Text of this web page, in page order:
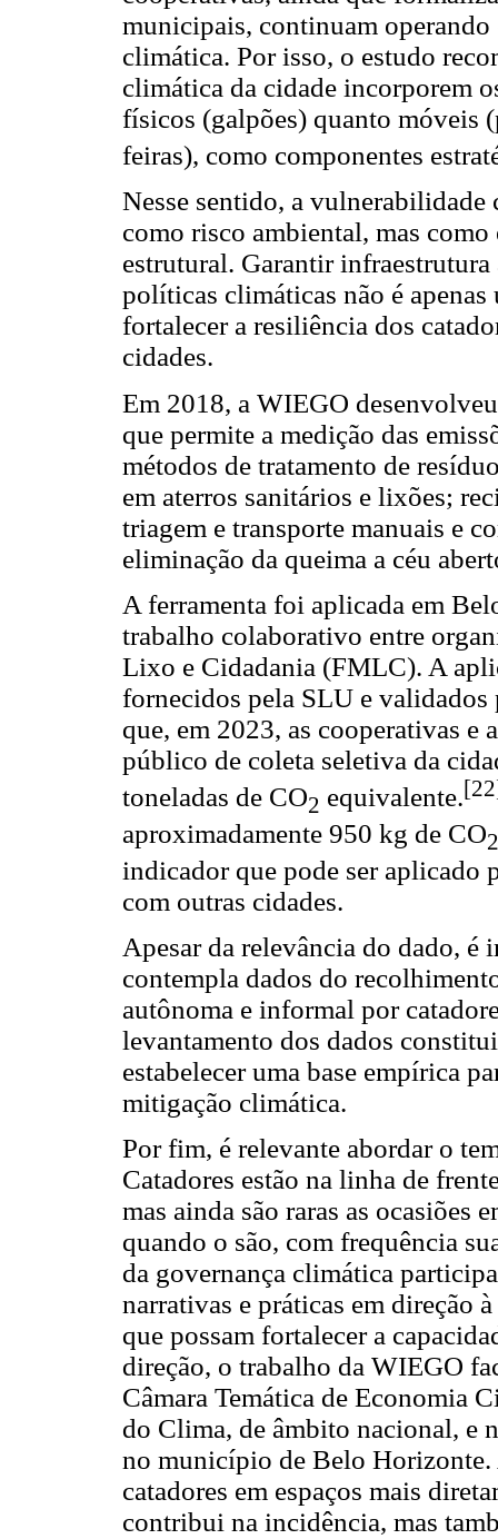
municipais, continuam operando
climática. Por isso, o estudo
climática da cidade incorporem
físicos (galpões) quanto móveis
feiras), como componentes
Nesse sentido, a vulnerabilidade
como risco ambiental, mas
estrutural. Garantir infraestrutura
políticas climáticas não é
fortalecer a resiliência dos
cidades.
Em 2018, a WIEGO
que permite a medição das
métodos de tratamento de
em aterros sanitários e lixões;
triagem e transporte manuais e
eliminação da queima a céu
A ferramenta foi aplicada em
trabalho colaborativo entre
Lixo e Cidadania (FMLC). A
fornecidos pela SLU e
que, em 2023, as cooperativas e
público de coleta seletiva da
toneladas de CO2 equivalente.
aproximadamente 950 kg de CO2
indicador que pode ser aplicado
com outras cidades.
Apesar da relevância do dado, é
contempla dados do
autônoma e informal por
levantamento dos dados
estabelecer uma base empírica
mitigação climática.
Por fim, é relevante abordar o
Catadores estão na linha de
mas ainda são raras as ocasiões
quando o são, com frequência
da governança climática
narrativas e práticas em direção
que possam fortalecer a
direção, o trabalho da WIEGO
Câmara Temática de Economia
do Clima, de âmbito nacional, e
no município de Belo Horizonte.
catadores em espaços mais
contribui na incidência, mas